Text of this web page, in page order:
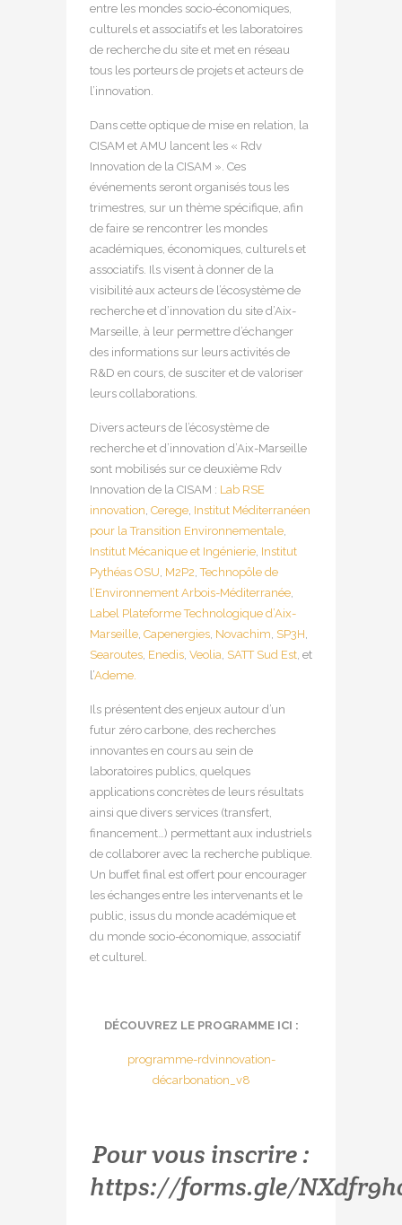
entre les mondes socio-économiques,
culturels et associatifs et les laboratoires
de recherche du site et met en réseau
tous les porteurs de projets et acteurs de
l’innovation.
Dans cette optique de mise en relation, la
CISAM et AMU lancent les « Rdv
Innovation de la CISAM ». Ces
événements seront organisés tous les
trimestres, sur un thème spécifique, afin
de faire se rencontrer les mondes
académiques, économiques, culturels et
associatifs. Ils visent à donner de la
visibilité aux acteurs de l’écosystème de
recherche et d’innovation du site d’Aix-
Marseille, à leur permettre d’échanger
des informations sur leurs activités de
R&D en cours, de susciter et de valoriser
leurs collaborations.
Divers acteurs de l’écosystème de
recherche et d’innovation d’Aix-Marseille
sont mobilisés sur ce deuxième Rdv
Innovation de la CISAM : Lab RSE
innovation Cerege Institut Méditerranéen
pour la Transition Environnementale
Institut Mécanique et Ingénierie Institut
Pythéas OSU M2P2 ,Technopôle de
l’Environnement Arbois-Méditerranée
Label Plateforme Technologique d’Aix-
Marseille Capenergies Novachim SP3H
Searoutes Enedis Veolia SATT Sud Est , et
l’Ademe.
Ils présentent des enjeux autour d’un
futur zéro carbone, des recherches
innovantes en cours au sein de
laboratoires publics, quelques
applications concrètes de leurs résultats
ainsi que divers services (transfert,
financement…) permettant aux industriels
de collaborer avec la recherche publique.
Un buffet final est offert pour encourager
les échanges entre les intervenants et le
public, issus du monde académique et
du monde socio-économique, associatif
et culturel.
DÉCOUVREZ LE PROGRAMME ICI :
programme-rdvinnovation-
décarbonation_v8
Pour vous inscrire :
https://forms.gle/